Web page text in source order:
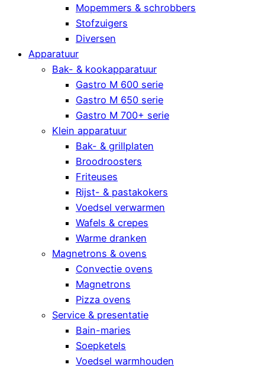
Mopemmers & schrobbers
Stofzuigers
Diversen
Apparatuur
Bak- & kookapparatuur
Gastro M 600 serie
Gastro M 650 serie
Gastro M 700+ serie
Klein apparatuur
Bak- & grillplaten
Broodroosters
Friteuses
Rijst- & pastakokers
Voedsel verwarmen
Wafels & crepes
Warme dranken
Magnetrons & ovens
Convectie ovens
Magnetrons
Pizza ovens
Service & presentatie
Bain-maries
Soepketels
Voedsel warmhouden